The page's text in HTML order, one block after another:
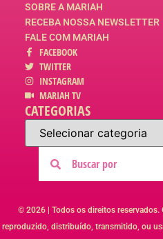
SOBRE A MARIAH
RECEBA NOSSA NEWSLETTER
FALE COM MARIAH
FACEBOOK
TWITTER
INSTAGRAM
MARIAH TV
CATEGORIAS
© 2026 | Todos os direitos reservados.
reproduzido, distribuído, transmitido, ou